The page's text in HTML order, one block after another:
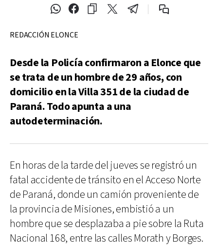
REDACCIÓN ELONCE
Desde la Policía confirmaron a Elonce que
se trata de un hombre de 29 años, con
domicilio en la Villa 351 de la ciudad de
Paraná. Todo apunta a una
autodeterminación.
En horas de la tarde del jueves se registró un
fatal accidente de tránsito en el Acceso Norte
de Paraná, donde un camión proveniente de
la provincia de Misiones, embistió a un
hombre que se desplazaba a pie sobre la Ruta
Nacional 168, entre las calles Morath y Borges.